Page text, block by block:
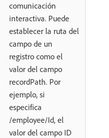
comunicación
interactiva. Puede
establecer la ruta del
campo de un
registro como el
valor del campo
recordPath. Por
ejemplo, si
especifica
/employee/Id, el
valor del campo ID